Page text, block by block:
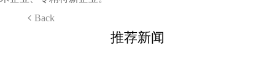
Back
推荐新闻